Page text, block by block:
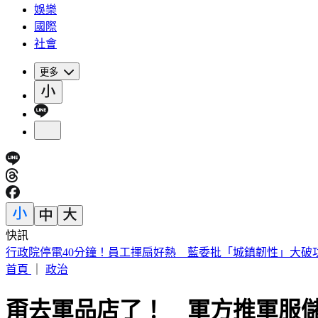
娛樂
國際
社會
更多
快訊
快訊／兆基爆公司債危機遭北檢搜索 前董座李建成被帶走
首頁
政治
甭去軍品店了！ 軍方推軍服